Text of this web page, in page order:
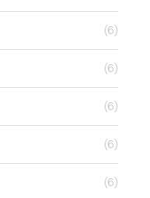
(6)
(6)
(6)
(6)
(6)